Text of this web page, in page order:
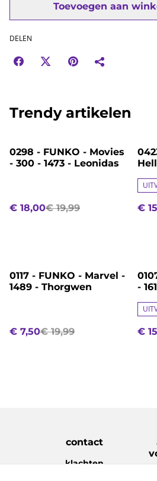
Toevoegen aan
DELEN
Trendy artikelen
%
0298 - FUNKO - Movies
- 300 - 1473 - Leonidas
€ 18,00€ 19,99
%
€
%
0117 - FUNKO - Marvel -
1489 - Thorgwen
€ 7,50€ 19,99
%
-
€
contact
klachten